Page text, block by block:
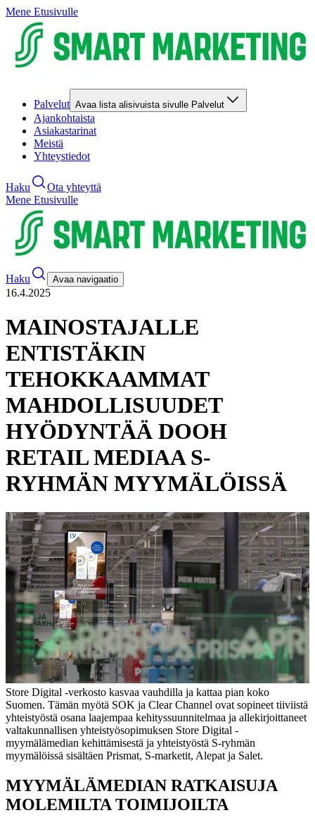
Mene Etusivulle
Palvelut Avaa lista alisivuista sivulle Palvelut
Ajankohtaista
Asiakastarinat
Meistä
Yhteystiedot
Haku
Ota yhteyttä
Mene Etusivulle
Haku Avaa navigaatio
16.4.2025
MAINOSTAJALLE
ENTISTÄKIN
TEHOKKAAMMAT
MAHDOLLISUUDET
HYÖDYNTÄÄ DOOH
RETAIL MEDIAA S-
RYHMÄN MYYMÄLÖISSÄ
Store Digital -verkosto kasvaa vauhdilla ja kattaa pian koko
Suomen. Tämän myötä SOK ja Clear Channel ovat sopineet tiiviistä
yhteistyöstä osana laajempaa kehityssuunnitelmaa ja allekirjoittaneet
valtakunnallisen yhteistyösopimuksen Store Digital -
myymälämedian kehittämisestä ja yhteistyöstä S-ryhmän
myymälöissä sisältäen Prismat, S-marketit, Alepat ja Salet.
MYYMÄLÄMEDIAN RATKAISUJA
MOLEMILTA TOIMIJOILTA